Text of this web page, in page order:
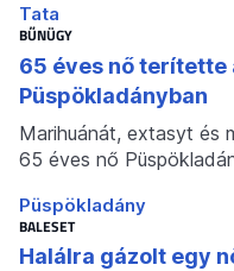
Tata
BŰNÜGY
65 éves nő terítette
Püspökladányban
Marihuánát, extasyt és
65 éves nő
Püspökladány
BALESET
Halálra gázolt egy